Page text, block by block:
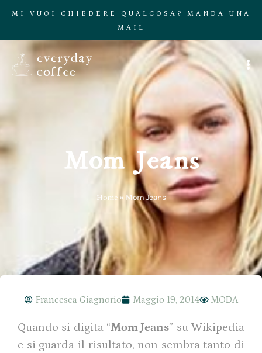
MI VUOI CHIEDERE QUALCOSA? MANDA UNA
MAIL
Mom Jeans
Home» Mom Jeans
Francesca Giagnorio Maggio 19, 2014 MODA
Quando si digita “Mom Jeans” su Wikipedia
e si guarda il risultato, non sembra tanto di